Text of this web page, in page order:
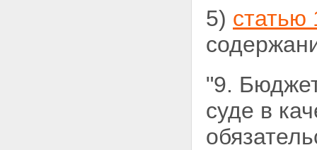
5) статью
"9.
суде в